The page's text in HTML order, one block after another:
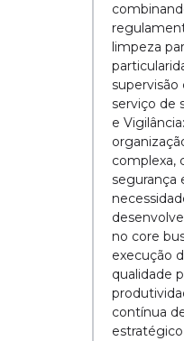
limpeza
supervisão
serviço de
e
complexa,
segurança
no core
execução
qualidade
contínua